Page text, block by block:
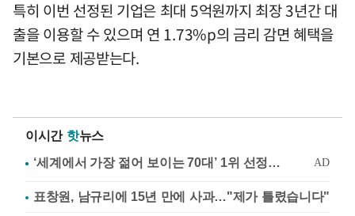
특히 이번 선정된 기업은 최대 5억원까지 최장 3년간 대
출을 이용할 수 있으며 연 1.73%p의 금리 감면 혜택을
기본으로 제공받는다.
이시간 핫뉴스
표창원, 남규리에 15년 만에 사과…"제가 틀렸습니다"